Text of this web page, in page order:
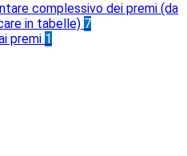
complessivo dei premi (da
in tabelle) 7
premi 1